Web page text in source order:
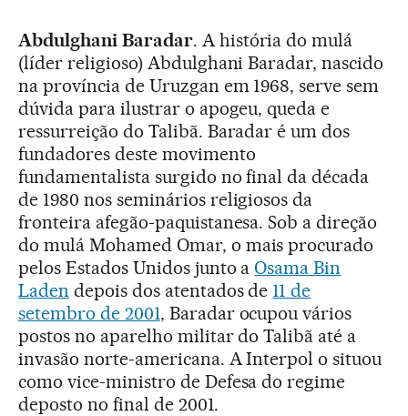
Abdulghani Baradar. A história do mulá
(líder religioso) Abdulghani Baradar, nascido
na província de Uruzgan em 1968, serve sem
dúvida para ilustrar o apogeu, queda e
ressurreição do Talibã. Baradar é um dos
fundadores deste movimento
fundamentalista surgido no final da década
de 1980 nos seminários religiosos da
fronteira afegão-paquistanesa. Sob a direção
do mulá Mohamed Omar, o mais procurado
pelos Estados Unidos junto a Osama Bin
Laden depois dos atentados de 11 de
setembro de 2001, Baradar ocupou vários
postos no aparelho militar do Talibã até a
invasão norte-americana. A Interpol o situou
como vice-ministro de Defesa do regime
deposto no final de 2001.